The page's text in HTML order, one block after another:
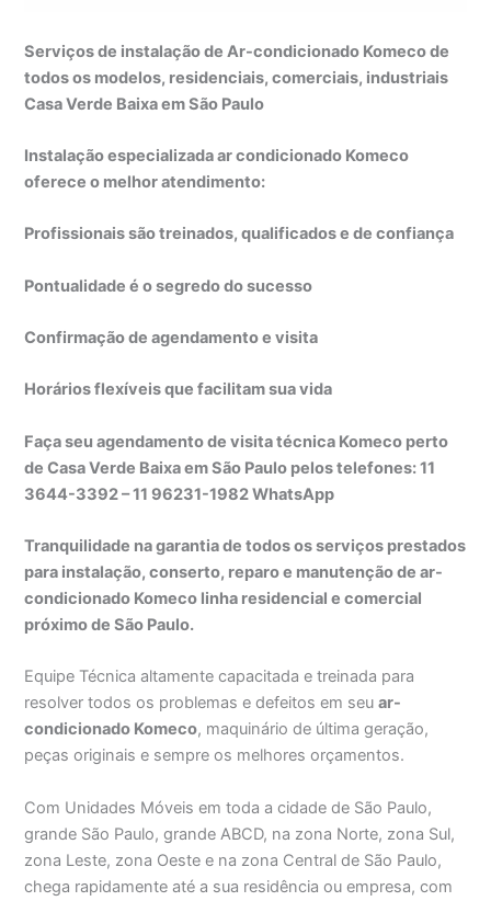
Serviços de instalação de Ar-condicionado Komeco de
todos os modelos, residenciais, comerciais, industriais
Casa Verde Baixa em São Paulo
Instalação especializada ar condicionado Komeco
oferece o melhor atendimento:
Profissionais são treinados, qualificados e de confiança
Pontualidade é o segredo do sucesso
Confirmação de agendamento e visita
Horários flexíveis que facilitam sua vida
Faça seu agendamento de visita técnica Komeco perto
de Casa Verde Baixa em São Paulo pelos telefones: 11
3644-3392 – 11 96231-1982 WhatsApp
Tranquilidade na garantia de todos os serviços prestados
para instalação, conserto, reparo e manutenção de ar-
condicionado Komeco linha residencial e comercial
próximo de São Paulo.
Equipe Técnica altamente capacitada e treinada para
resolver todos os problemas e defeitos em seuar-
condicionado Komeco, maquinário de última geração,
peças originais e sempre os melhores orçamentos.
Com Unidades Móveis em toda a cidade de São Paulo,
grande São Paulo, grande ABCD, na zona Norte, zona Sul,
zona Leste, zona Oeste e na zona Central de São Paulo,
chega rapidamente até a sua residência ou empresa, com